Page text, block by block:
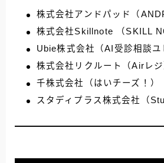
株式会社アンドパッド（
株式会社Skillnote （SKILL
Ubie株式会社（AI受診相談ユ
株式会社リクルート（Airレジ
千株式会社（はいチーズ！）
スタディプラス株式会社（